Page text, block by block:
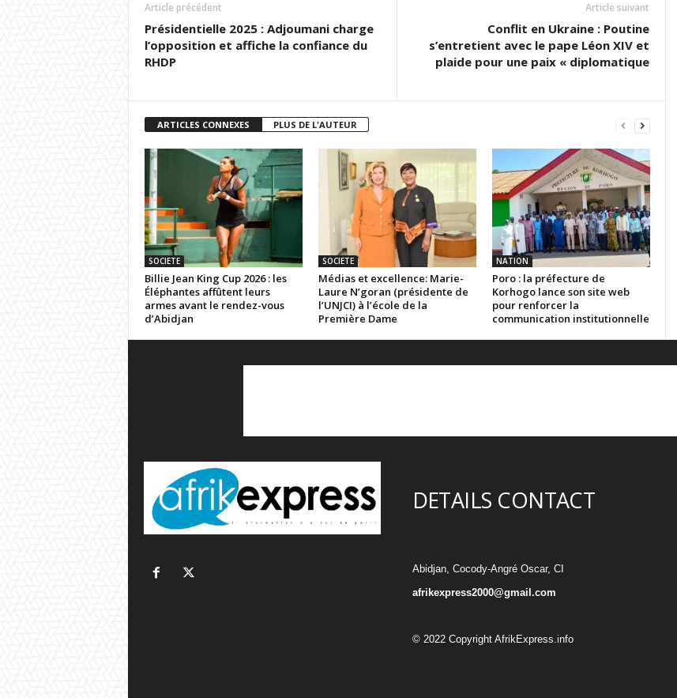
Article précédent
Présidentielle 2025 : Adjoumani charge
l’opposition et affiche la confiance du
RHDP
Article suivant
Conflit en Ukraine : Poutine
s’entretient avec le pape Léon XIV et
plaide pour une paix « diplomatique
ARTICLES CONNEXES PLUS DE L'AUTEUR
SOCIETE
Billie Jean King Cup 2026 : les
Éléphantes affûtent leurs
armes avant le rendez-vous
d’Abidjan
SOCIETE
Médias et excellence: Marie-
Laure N’goran (présidente de
l’UNJCI) à l’école de la
Première Dame
NATION
Poro : la préfecture de
Korhogo lance son site web
pour renforcer la
communication institutionnelle
DETAILS CONTACT
Abidjan, Cocody-Angré Oscar, CI
afrikexpress2000@gmail.com
© 2022 Copyright AfrikExpress.info